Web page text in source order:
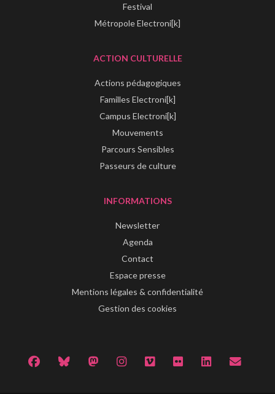
Festival
Métropole Electroni[k]
ACTION CULTURELLE
Actions pédagogiques
Familles Electroni[k]
Campus Electroni[k]
Mouvements
Parcours Sensibles
Passeurs de culture
INFORMATIONS
Newsletter
Agenda
Contact
Espace presse
Mentions légales & confidentialité
Gestion des cookies